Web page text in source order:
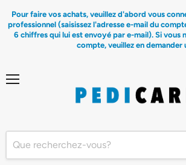
Pour faire vos achats, veuillez d'abord vous
professionnel (saisissez l'adresse e-mail du
6 chiffres qui lui est envoyé par e-mail). Si vous
compte, veuillez en demander